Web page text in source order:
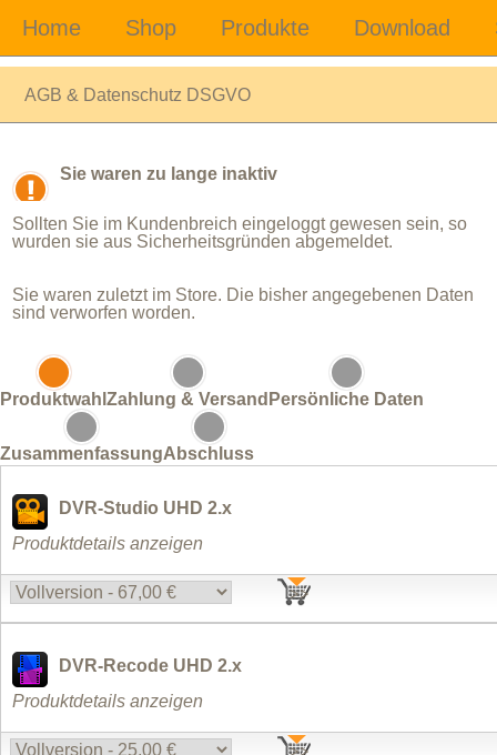
AGB & Datenschutz DSGVO
Sie waren zu lange inaktiv
Sollten Sie im Kundenbreich eingeloggt gewesen sein, so
wurden sie aus Sicherheitsgründen abgemeldet.
Sie waren zuletzt im Store. Die bisher angegebenen Daten
sind verworfen worden.
Produktwahl Zahlung & Versand Persönliche Daten
ZusammenfassungAbschluss
DVR-Studio UHD 2.x
Produktdetails anzeigen
DVR-Recode UHD 2.x
Produktdetails anzeigen